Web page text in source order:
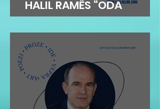
HALIL RAMËS “ODA
DIBRANE”